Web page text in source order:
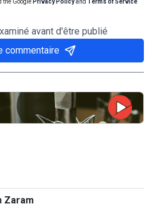
avant d'être publié
commentaire
Zaram